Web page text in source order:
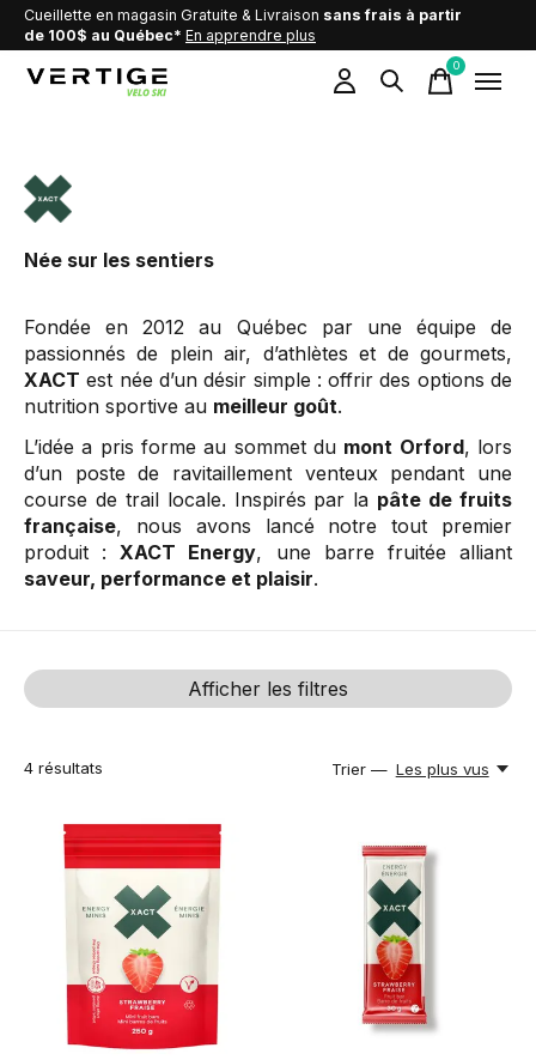
Cueillette en magasin Gratuite & Livraison sans frais à partir
de 100$ au Québec* En apprendre plus
0items
Xact nutrition
Née sur les sentiers
Fondée en 2012 au Québec par une équipe de
passionnés de plein air, d’athlètes et de gourmets,
XACT est née d’un désir simple : offrir des options de
nutrition sportive au meilleur goût.
L’idée a pris forme au sommet du mont Orford, lors
d’un poste de ravitaillement venteux pendant une
course de trail locale. Inspirés par la pâte de fruits
française, nous avons lancé notre tout premier
produit :XACT Energy, une barre fruitée alliant
saveur, performance et plaisir.
Afficher les filtres
4 résultats Trier — Les plus vus